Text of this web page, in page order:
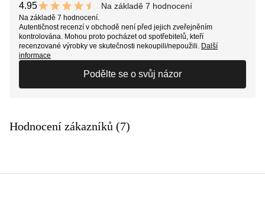
4.95
9.9 out of 10 stars
Na základě 7 hodnocení
Na základě 7 hodnocení.
Autentičnost recenzí v obchodě není před jejich zveřejněním
kontrolována. Mohou proto pocházet od spotřebitelů, kteří
recenzované výrobky ve skutečnosti nekoupili/nepoužili. Další
informace
Podělte se o svůj názor
Hodnocení zákazníků (7)